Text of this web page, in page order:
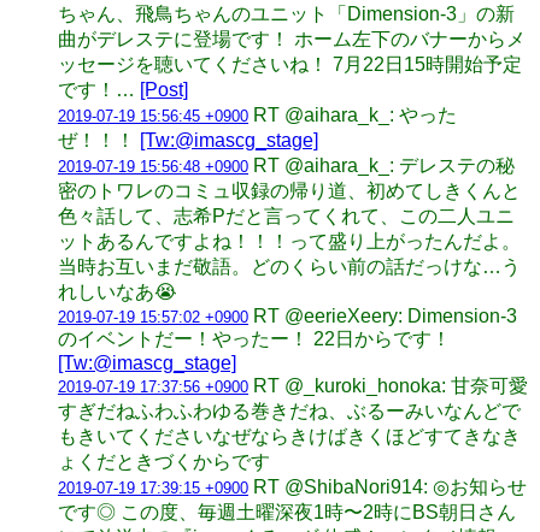
ちゃん、飛鳥ちゃんのユニット「Dimension-3」の新
曲がデレステに登場です！ ホーム左下のバナーからメ
ッセージを聴いてくださいね！ 7月22日15時開始予定
です！… [Post]
2019-07-19 15:56:45 +0900 RT @aihara_k_: やった
ぜ！！！
[Tw:@imascg_stage]
2019-07-19 15:56:48 +0900 RT @aihara_k_: デレステの秘
密のトワレのコミュ収録の帰り道、初めてしきくんと
色々話して、志希Pだと言ってくれて、この二人ユニ
ットあるんですよね！！！って盛り上がったんだよ。
当時お互いまだ敬語。どのくらい前の話だっけな…う
れしいなあ😭
2019-07-19 15:57:02 +0900 RT @eerieXeery: Dimension-3
のイベントだー！やったー！ 22日からです！
[Tw:@imascg_stage]
2019-07-19 17:37:56 +0900 RT @_kuroki_honoka: 甘奈可愛
すぎだねふわふわゆる巻きだね、ぶるーみいなんどで
もきいてくださいなぜならきけばきくほどすてきなき
ょくだときづくからです
2019-07-19 17:39:15 +0900 RT @ShibaNori914: ◎お知らせ
です◎ この度、毎週土曜深夜1時〜2時にBS朝日さん